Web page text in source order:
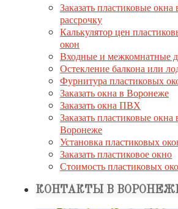
Заказать пластиковые окна
рассрочку
Калькулятор цен
окон
Входные и межкомнатные
Остекление балкона или
Фурнитура пластиковых
Заказать окна в Воронеже
Заказать окна ПВХ
Заказать пластиковые окна
Воронеже
Установка пластиковых
Заказать пластиковое окно
Стоимость пластиковых
КОНТАКТЫ В